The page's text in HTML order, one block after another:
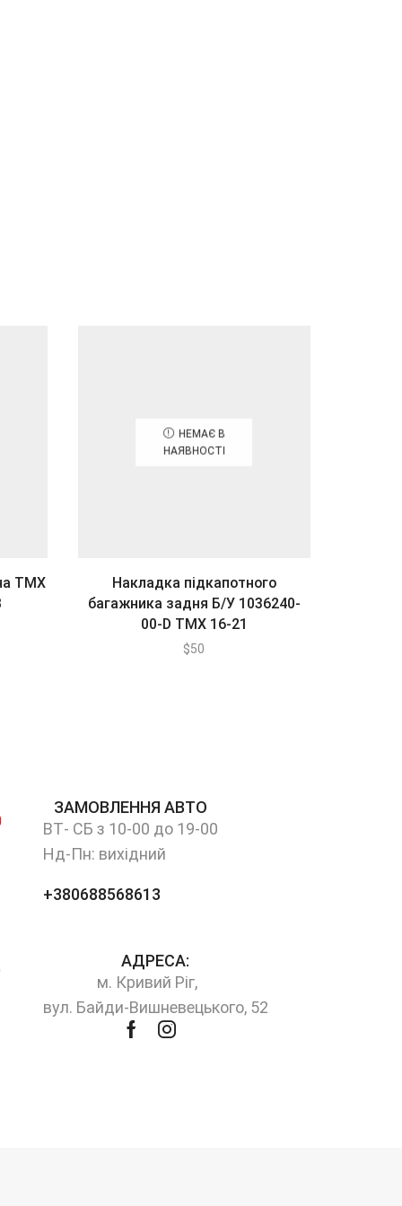
ТМХ
НЕМАЄ В
НАЯВНОСТІ
Накладка підкапотного
багажника задня Б/У 1036240-
00-D TMX 16-21
$50
ЗАМОВЛЕННЯ АВТО
ВТ- СБ з 10-00 до 19-00
Нд-Пн: вихідний
+380688568613
АДРЕСА:
м. Кривий Ріг,
вул. Байди-Вишневецького, 52
FacebookInstagram